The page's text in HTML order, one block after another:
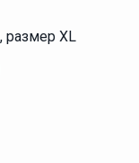
размер XL